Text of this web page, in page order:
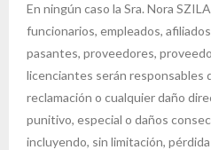
En ningún caso la Sra. Nora
funcionarios, empleados,
pasantes, proveedores,
licenciantes serán responsables
reclamación o cualquier daño
punitivo, especial o daños
incluyendo, sin limitación,